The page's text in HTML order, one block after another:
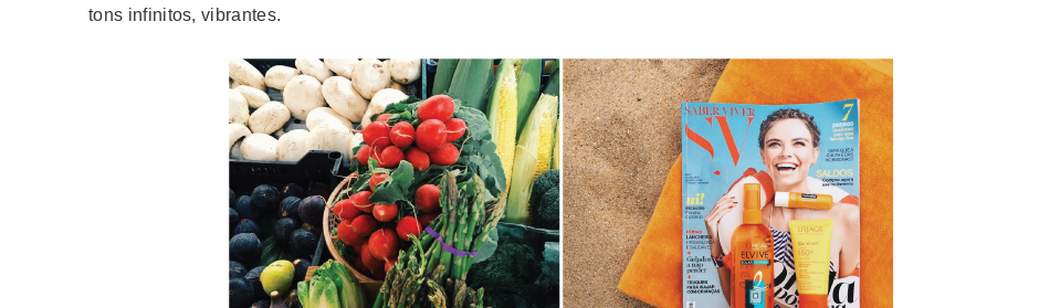
tons infinitos, vibrantes.